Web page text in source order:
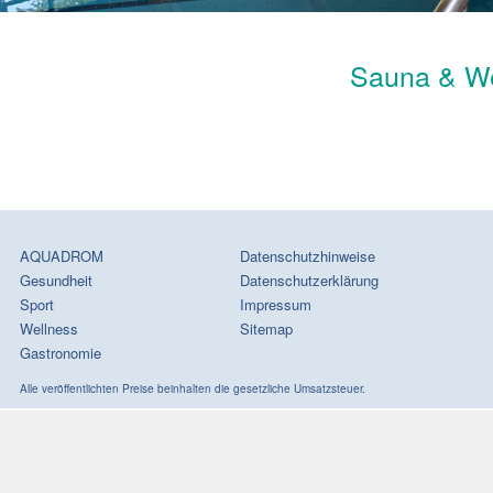
Sauna &
AQUADROM
Gesundheit
Sport
Wellness
Gastronomie
Datenschutzhinweise
Datenschutzerklärung
Impressum
Sitemap
Alle veröffentlichten Preise beinhalten die gesetzliche Umsatzsteuer.